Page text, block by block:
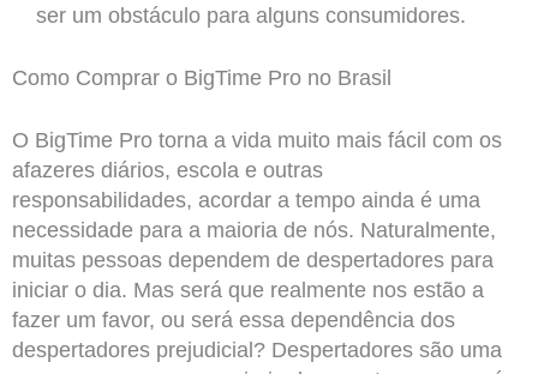
ser um obstáculo para alguns consumidores.
Como Comprar o BigTime Pro no Brasil
O BigTime Pro torna a vida muito mais fácil com os
afazeres diários, escola e outras
responsabilidades, acordar a tempo ainda é uma
necessidade para a maioria de nós. Naturalmente,
muitas pessoas dependem de despertadores para
iniciar o dia. Mas será que realmente nos estão a
fazer um favor, ou será essa dependência dos
despertadores prejudicial? Despertadores são uma